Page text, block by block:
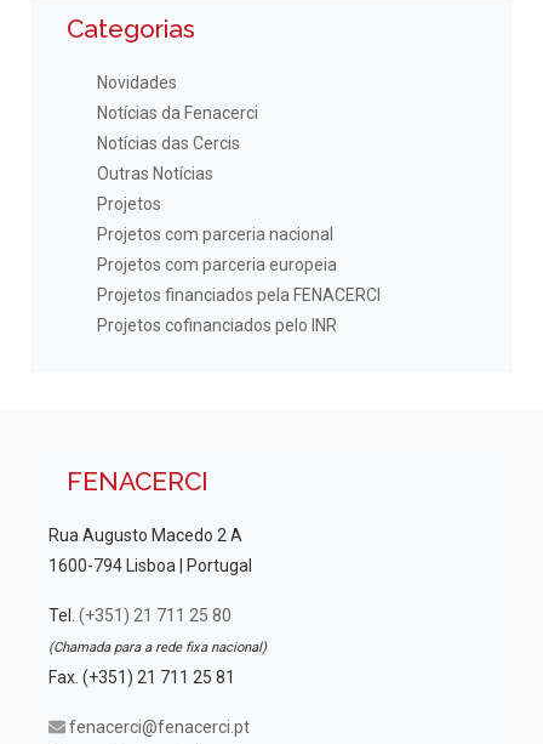
Categorias
Novidades
Notícias da Fenacerci
Notícias das Cercis
Outras Notícias
Projetos
Projetos com parceria nacional
Projetos com parceria europeia
Projetos financiados pela FENACERCI
Projetos cofinanciados pelo INR
FENACERCI
Rua Augusto Macedo 2 A
1600-794 Lisboa | Portugal
Tel. (+351) 21 711 25 80
(Chamada para a rede fixa nacional)
Fax. (+351) 21 711 25 81
fenacerci@fenacerci.pt